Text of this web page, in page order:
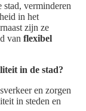
stad, verminderen
in het
zijn ze
van flexibel
in de stad?
en zorgen
in steden en